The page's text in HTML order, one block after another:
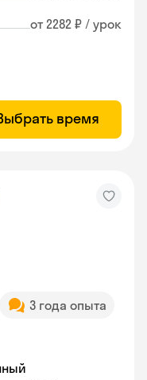
от 2282 ₽ / урок
время
3 года опыта